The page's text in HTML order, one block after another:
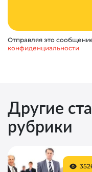
Отправляя это
конфиденциальности
Другие
рубрики